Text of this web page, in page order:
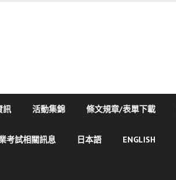
訊 活動集錦 條文規章/表單下載
考試相關訊息 日本語 ENGLISH